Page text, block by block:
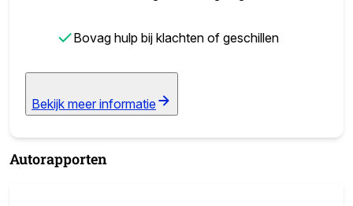
✓Bovag hulp bij klachten of geschillen
Bekijk meer informatie
Autorapporten